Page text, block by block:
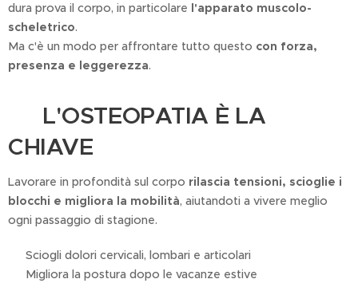
dura prova il corpo, in particolare l'apparato muscolo-
scheletrico.
Ma c'è un modo per affrontare tutto questo con forza,
presenza e leggerezza.
💆🏻‍♂️ L'OSTEOPATIA È LA
CHIAVE 🗝️
Lavorare in profondità sul corpo rilascia tensioni, scioglie i
blocchi e migliora la mobilità, aiutandoti a vivere meglio
ogni passaggio di stagione.
✔ Sciogli dolori cervicali, lombari e articolari
✔ Migliora la postura dopo le vacanze estive